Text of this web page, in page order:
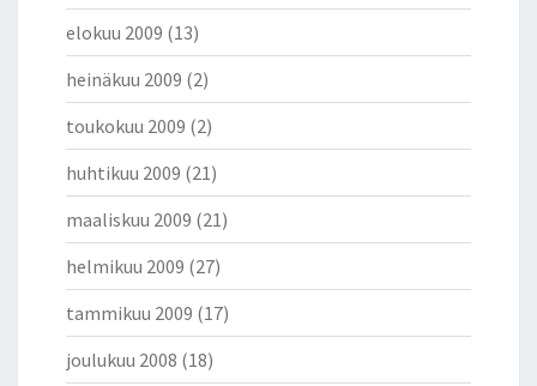
elokuu 2009 (13)
heinäkuu 2009 (2)
toukokuu 2009 (2)
huhtikuu 2009 (21)
maaliskuu 2009 (21)
helmikuu 2009 (27)
tammikuu 2009 (17)
joulukuu 2008 (18)